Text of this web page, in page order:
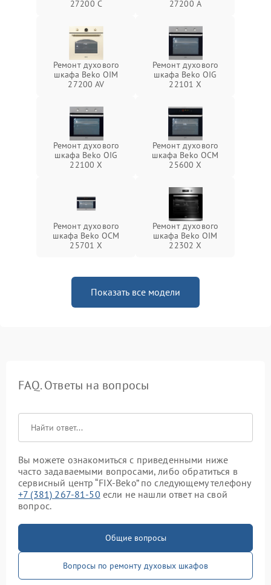
27200 C
27200 A
Ремонт духового
шкафа Beko OIM
27200 AV
Ремонт духового
шкафа Beko OIG
22101 X
Ремонт духового
шкафа Beko OIG
22100 X
Ремонт духового
шкафа Beko OCM
25600 X
Ремонт духового
шкафа Beko OCM
25701 X
Ремонт духового
шкафа Beko OIM
22302 X
Показать все модели
FAQ. Ответы на вопросы
Вы можете ознакомиться с приведенными ниже
часто задаваемыми вопросами, либо обратиться в
сервисный центр “FIX-Beko” по следующему телефону
+7 (381) 267-81-50 если не нашли ответ на свой
вопрос.
Общие вопросы
Вопросы по ремонту духовых шкафов